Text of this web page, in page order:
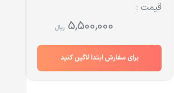
قیمت :
5,500,000 ریال
برای سفارش ابتدا لاگین کنید